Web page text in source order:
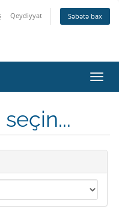
Qeydiyyat Səbətə bax
seçin...